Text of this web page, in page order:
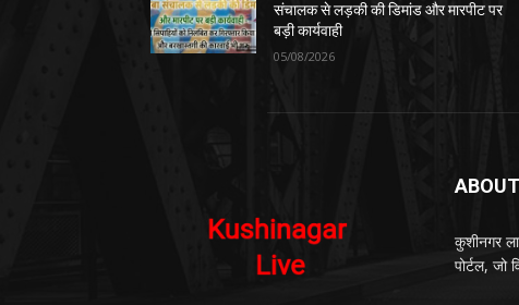
संचालक से लड़की की डिमांड और मारपीट पर
बड़ी कार्यवाही
05/08/2026
कुशीनगर
पोर्टल,